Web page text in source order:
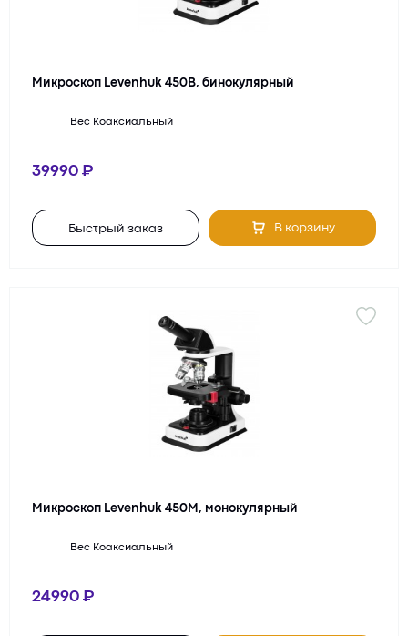
Микроскоп Levenhuk 450B, бинокулярный
Вес Коаксиальный
39990
Быстрый заказ В корзину
Микроскоп Levenhuk 450M, монокулярный
Вес Коаксиальный
24990